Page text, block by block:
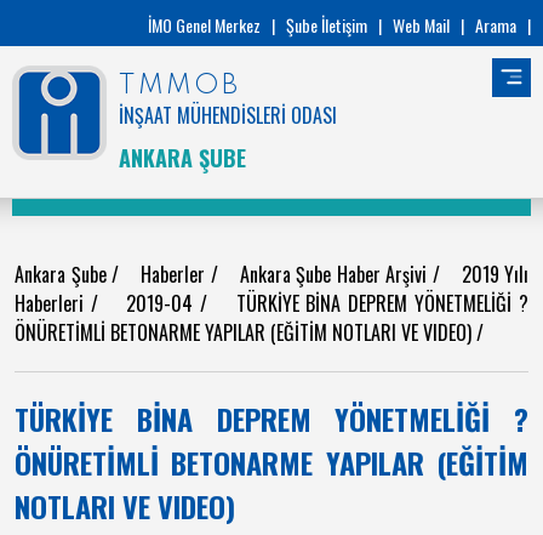
İMO Genel Merkez | Şube İletişim | Web Mail | Arama |
TMMOB
İNŞAAT MÜHENDİSLERİ ODASI
ANKARA ŞUBE
Ankara Şube/ Haberler / Ankara Şube Haber Arşivi / 2019 Yılı
Haberleri / 2019-04/ TÜRKİYE BİNA DEPREM YÖNETMELİĞİ ?
ÖNÜRETİMLİ BETONARME YAPILAR (EĞİTİM NOTLARI VE VIDEO)/
TÜRKİYE BİNA DEPREM YÖNETMELİĞİ ?
ÖNÜRETİMLİ BETONARME YAPILAR (EĞİTİM
NOTLARI VE VIDEO)